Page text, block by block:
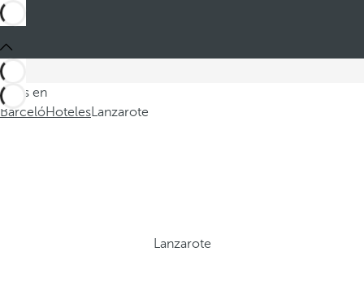
Estás en
BarcelóHotelesLanzarote
Lanzarote